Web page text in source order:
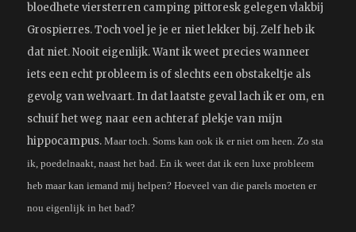
bloedhete viersterren camping pittoresk gelegen vlakbij
Grospierres. Toch voel je je er niet lekker bij. Zelf heb ik
dat niet. Nooit eigenlijk. Want ik weet precies wanneer
iets een echt probleem is of slechts een obstakeltje als
gevolg van welvaart. In dat laatste geval lach ik er om, en
schuif het weg naar een achteraf plekje van mijn
hippocampus. Maar toch. Soms kan ook ik er niet om heen. Zo sta
ik, poedelnaakt, naast het bad. En ik weet dat ik een luxe probleem
heb maar kan iemand mij helpen? Hoeveel van die parels moeten er
nou eigenlijk in het bad?